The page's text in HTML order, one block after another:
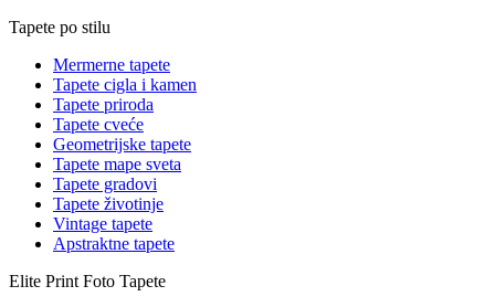
Tapete po stilu
Mermerne tapete
Tapete cigla i kamen
Tapete priroda
Tapete cveće
Geometrijske tapete
Tapete mape sveta
Tapete gradovi
Tapete životinje
Vintage tapete
Apstraktne tapete
Elite Print Foto Tapete